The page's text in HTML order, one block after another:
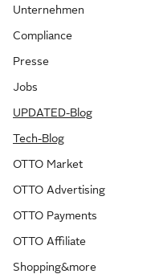
Unternehmen
Compliance
Presse
Jobs
UPDATED-Blog
Tech-Blog
OTTO Market
OTTO Advertising
OTTO Payments
OTTO Affiliate
Shopping&more